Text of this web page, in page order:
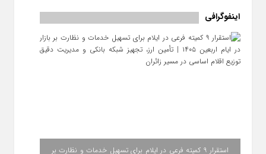
اینفوگرافی
استقرار ۹ کمیته فرعی در ایلام برای تسهیل خدمات و نظارت بر